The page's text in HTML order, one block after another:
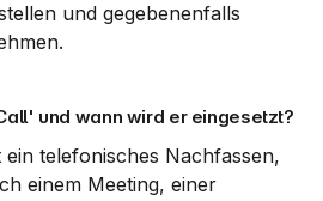
und gegebenenfalls
und wann wird er eingesetzt?
telefonisches Nachfassen,
einem Meeting, einer